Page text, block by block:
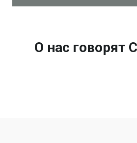
О нас говорят